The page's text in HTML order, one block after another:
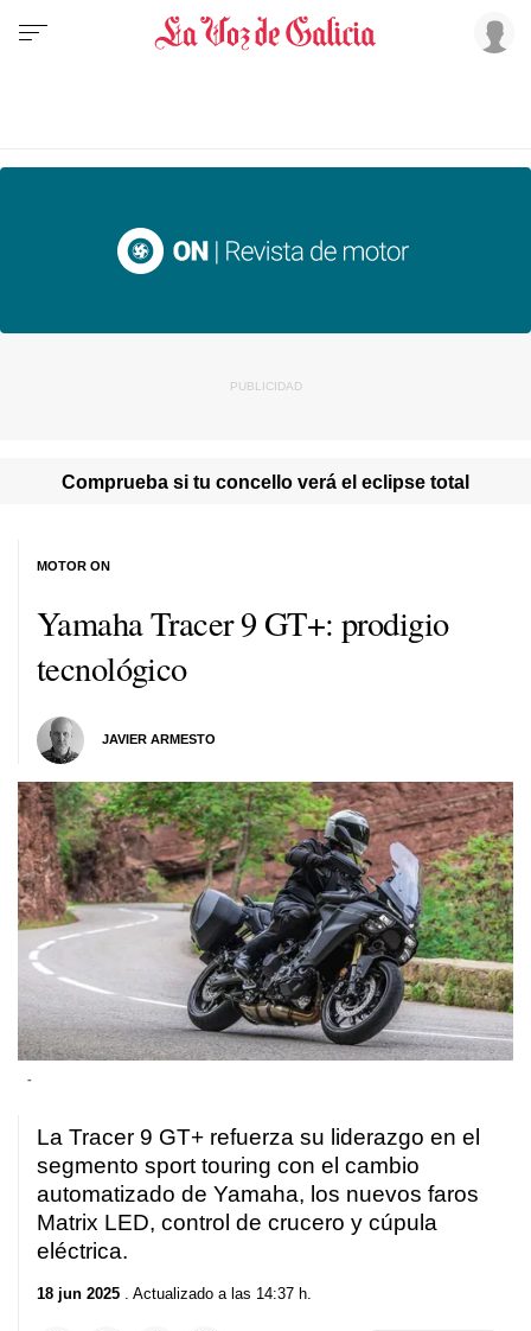
Comprueba si tu concello verá el eclipse total
Yamaha Tracer 9 GT+: prodigio
tecnológico
JAVIER ARMESTO
MOTOR ON
-
La Tracer 9 GT+ refuerza su liderazgo en el
segmento sport touring con el cambio
automatizado de Yamaha, los nuevos faros
Matrix LED, control de crucero y cúpula
eléctrica.
18 jun 2025 . Actualizado a las 14:37 h.